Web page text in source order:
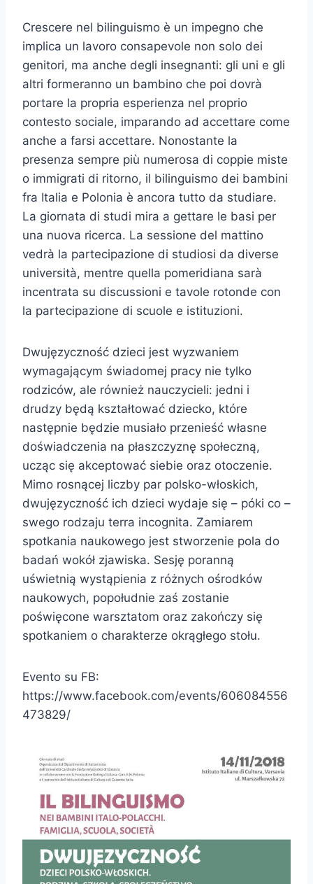
Crescere nel bilinguismo è un impegno che
implica un lavoro consapevole non solo dei
genitori, ma anche degli insegnanti: gli uni e gli
altri formeranno un bambino che poi dovrà
portare la propria esperienza nel proprio
contesto sociale, imparando ad accettare come
anche a farsi accettare. Nonostante la
presenza sempre più numerosa di coppie miste
o immigrati di ritorno, il bilinguismo dei bambini
fra Italia e Polonia è ancora tutto da studiare.
La giornata di studi mira a gettare le basi per
una nuova ricerca. La sessione del mattino
vedrà la partecipazione di studiosi da diverse
università, mentre quella pomeridiana sarà
incentrata su discussioni e tavole rotonde con
la partecipazione di scuole e istituzioni.
Dwujęzyczność dzieci jest wyzwaniem
wymagającym świadomej pracy nie tylko
rodziców, ale również nauczycieli: jedni i
drudzy będą kształtować dziecko, które
następnie będzie musiało przenieść własne
doświadczenia na płaszczyznę społeczną,
ucząc się akceptować siebie oraz otoczenie.
Mimo rosnącej liczby par polsko-włoskich,
dwujęzyczność ich dzieci wydaje się – póki co –
swego rodzaju terra incognita. Zamiarem
spotkania naukowego jest stworzenie pola do
badań wokół zjawiska. Sesję poranną
uświetnią wystąpienia z różnych ośrodków
naukowych, popołudnie zaś zostanie
poświęcone warsztatom oraz zakończy się
spotkaniem o charakterze okrągłego stołu.
Evento su FB:
https://www.facebook.com/events/606084556
473829/